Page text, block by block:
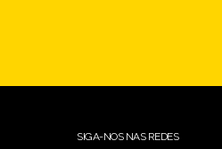
SIGA-NOS NAS REDES